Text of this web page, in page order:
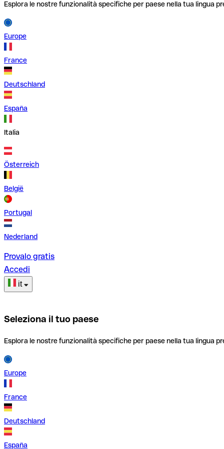
Esplora le nostre funzionalità specifiche per paese nella tua lingua
Europe
France
Deutschland
España
Italia
Österreich
België
Portugal
Nederland
Provalo gratis
Accedi
it
Seleziona il tuo paese
Esplora le nostre funzionalità specifiche per paese nella tua lingua
Europe
France
Deutschland
España